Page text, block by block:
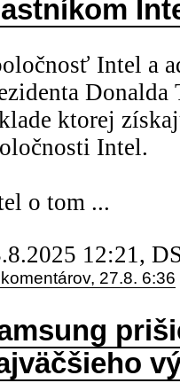
Intel a
ktorej
Intel.
o tom ...
12:21,
27.8. 6:36